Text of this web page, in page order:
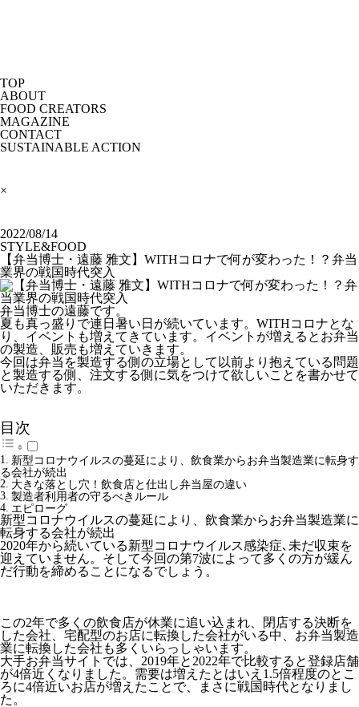
TOP
ABOUT
FOOD CREATORS
MAGAZINE
CONTACT
SUSTAINABLE ACTION
×
2022/08/14
STYLE&FOOD
【弁当博士・遠藤 雅文】WITHコロナで何が変わった！？弁当
業界の戦国時代突入
弁当博士の遠藤です。
夏も真っ盛りで連日暑い日が続いています。WITHコロナとな
り、イベントも増えてきています。イベントが増えるとお弁当
の製造、販売も増えていきます。
今回は弁当を製造する側の立場として以前より抱えている問題
と製造する側、注文する側に気をつけて欲しいことを書かせて
いただきます。
目次
新型コロナウイルスの蔓延により、飲食業からお弁当製造業に転身す
る会社が続出
大きな落とし穴！飲食店と仕出し弁当屋の違い
製造者利用者の守るべきルール
エピローグ
新型コロナウイルスの蔓延により、飲食業からお弁当製造業に
転身する会社が続出
2020年から続いている新型コロナウイルス感染症､未だ収束を
迎えていません。そして今回の第7波によって多くの方が緩ん
だ行動を締めることになるでしょう。
この2年で多くの飲食店が休業に追い込まれ、閉店する決断を
した会社、宅配型のお店に転換した会社がいる中、お弁当製造
業に転換した会社も多くいらっしゃいます。
大手お弁当サイトでは、2019年と2022年で比較すると登録店舗
が4倍近くなりました。需要は増えたとはいえ1.5倍程度のとこ
ろに4倍近いお店が増えたことで、まさに戦国時代となりまし
た。